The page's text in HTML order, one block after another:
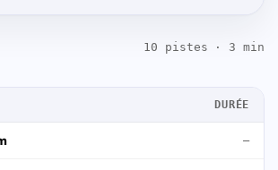
10 pistes · 3 min
DURÉE
—